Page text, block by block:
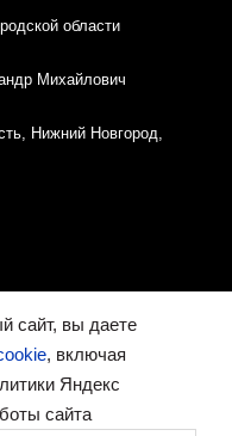
области
Михайлович
Нижний Новгород,
«cookies»-файлов
сайт, вы даете
, включая
Яндекс
сайта